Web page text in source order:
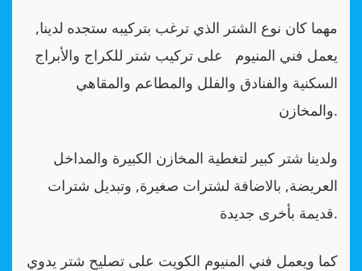
مهما كان نوع الشتر الذي ترغب بتركيبه ستجده لدينا,
يعمل فني المنيوم على تركيب شتر للكراج والأبراج
السكنية والفنادق والفلل والمطاعم والمقاهي
والمخازن.
ولدينا شتر كبير لتغطية المخازن الكبيرة والمداخل
العريضة, بالاضافة لشترات صغيرة, وتبديل شترات
قديمة بأخرى جديدة.
كما ويعمل فني المنيوم الكويت على تصليح شتر يدوي